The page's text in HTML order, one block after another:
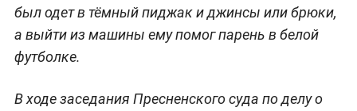
был одет в тёмный пиджак и джинсы или брюки,
а выйти из машины ему помог парень в белой
футболке.
В ходе заседания Пресненского суда по делу о